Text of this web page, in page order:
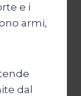
e i
armi,
dal